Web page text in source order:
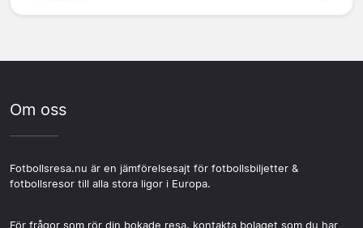
Om oss
Fotbollsresa.nu är en jämförelsesajt för fotbollsbiljetter &
fotbollsresor till alla stora ligor i Europa.
För frågor som rör din bokade resa, kontakta bolaget som du har